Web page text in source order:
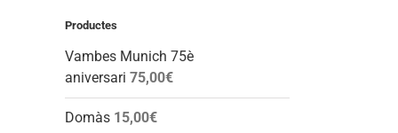
Productes
Vambes Munich 75è
aniversari 75,00€
Domàs 15,00€